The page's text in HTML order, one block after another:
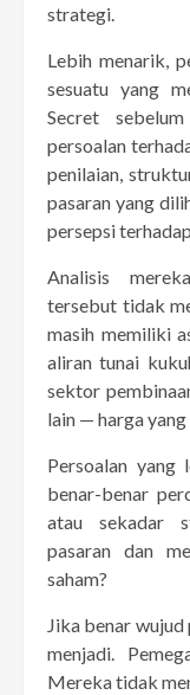
strategi.
Lebih menarik,
sesuatu yang
Secret
persoalan
penilaian,
pasaran yang
persepsi
Analisis
tersebut tidak
masih memiliki
aliran tunai
sektor
lain — harga
Persoalan
benar-benar
atau sekadar
pasaran dan
saham?
Jika benar
menjadi.
Mereka tidak